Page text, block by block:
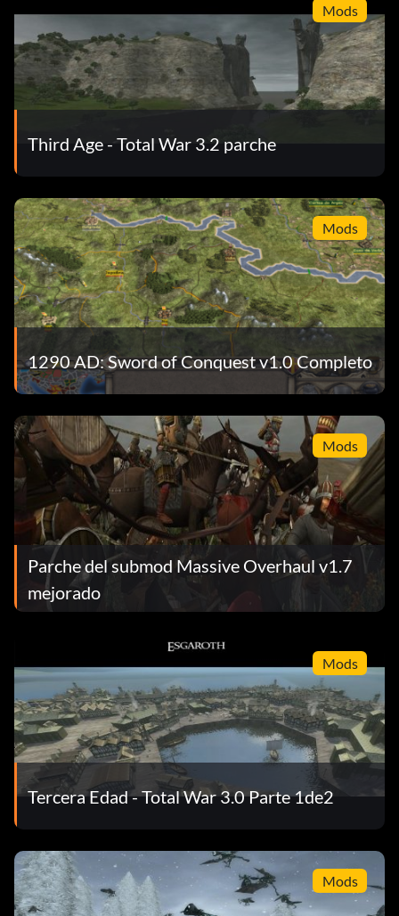
Mods
Third Age - Total War 3.2 parche
Mods
1290 AD: Sword of Conquest v1.0 Completo
Mods
Parche del submod Massive Overhaul v1.7
mejorado
Mods
Tercera Edad - Total War 3.0 Parte 1de2
Mods